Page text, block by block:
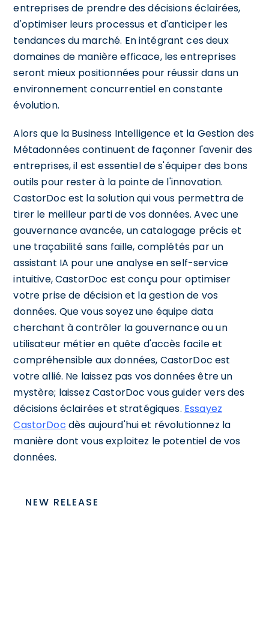
entreprises de prendre des décisions éclairées,
d'optimiser leurs processus et d'anticiper les
tendances du marché. En intégrant ces deux
domaines de manière efficace, les entreprises
seront mieux positionnées pour réussir dans un
environnement concurrentiel en constante
évolution.
Alors que la Business Intelligence et la Gestion des
Métadonnées continuent de façonner l'avenir des
entreprises, il est essentiel de s'équiper des bons
outils pour rester à la pointe de l'innovation.
CastorDoc est la solution qui vous permettra de
tirer le meilleur parti de vos données. Avec une
gouvernance avancée, un catalogage précis et
une traçabilité sans faille, complétés par un
assistant IA pour une analyse en self-service
intuitive, CastorDoc est conçu pour optimiser
votre prise de décision et la gestion de vos
données. Que vous soyez une équipe data
cherchant à contrôler la gouvernance ou un
utilisateur métier en quête d'accès facile et
compréhensible aux données, CastorDoc est
votre allié. Ne laissez pas vos données être un
mystère; laissez CastorDoc vous guider vers des
décisions éclairées et stratégiques. Essayez
CastorDoc dès aujourd'hui et révolutionnez la
manière dont vous exploitez le potentiel de vos
données.
NEW RELEASE